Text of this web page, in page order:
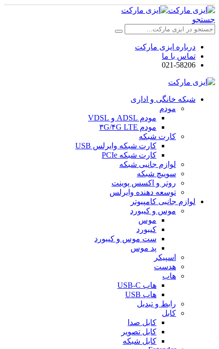
جستجو
درباره ایزی مارکت
تماس با ما
021-58206
شبکه خانگی و اداری
مودم
مودم ADSL و VDSL
مودم ۳G/۴G LTE
کارت شبکه
کارت شبکه وایرلس USB
کارت شبکه PCIe
لوازم جانبی شبکه
سوییچ شبکه
روتر و اکسس پوینت
توسعه دهنده وایرلس
لوازم جانبی کامپیوتر
موس و کیبورد
موس
کیبورد
ست موس و کیبورد
پد موس
اسپیکر
هدست
هاب
هاب USB-C
هاب USB
رابط و تبدیل
کابل
کابل صدا
کابل تصویر
کابل شبکه